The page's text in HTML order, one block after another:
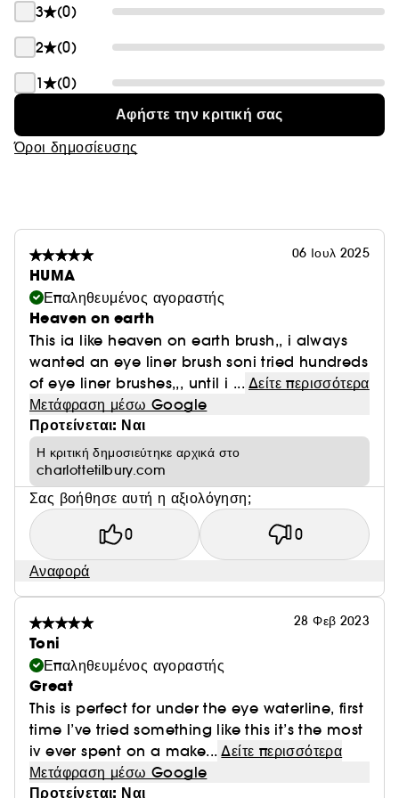
χαρακτηριστικά χρώματα rose gold (ροζ χρυσό) και
night crimson (σκούρο πορφυρό) της Charlotte.
Ιδανικό αν θέλετε ένα πινέλο eyeliner με όμορφο
σχεδιασμό για απόλυτη ακρίβεια κατά την εφαρμογή.
3
(0)
2
(0)
1
(0)
Αφήστε την κριτική σας
Όροι δημοσίευσης
06 Ιουλ 2025
HUMA
Επαληθευμένος αγοραστής
Heaven on earth
This ia like heaven on earth brush,, i always
wanted an eye liner brush soni tried hundreds
of eye liner brushes,,, until i ... Δείτε περισσότερα
Μετάφραση μέσω Google
Προτείνεται: Ναι
Η κριτική δημοσιεύτηκε αρχικά στο
charlottetilbury.com
Σας βοήθησε αυτή η αξιολόγηση;
0 0
Αναφορά
28 Φεβ 2023
Toni
Επαληθευμένος αγοραστής
Great
This is perfect for under the eye waterline, first
time I’ve tried something like this it’s the most
iv ever spent on a make... Δείτε περισσότερα
Μετάφραση μέσω Google
Προτείνεται: Ναι